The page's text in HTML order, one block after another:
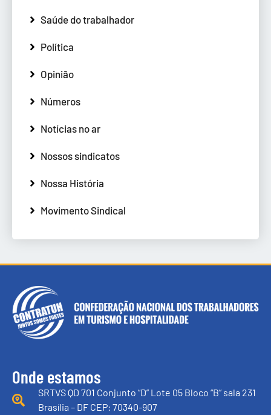
Saúde do trabalhador
Política
Opinião
Números
Notícias no ar
Nossos sindicatos
Nossa História
Movimento Sindical
Onde estamos
SRTVS QD 701 Conjunto “D” Lote 05 Bloco “B” sala 231
Brasília – DF CEP: 70340-907